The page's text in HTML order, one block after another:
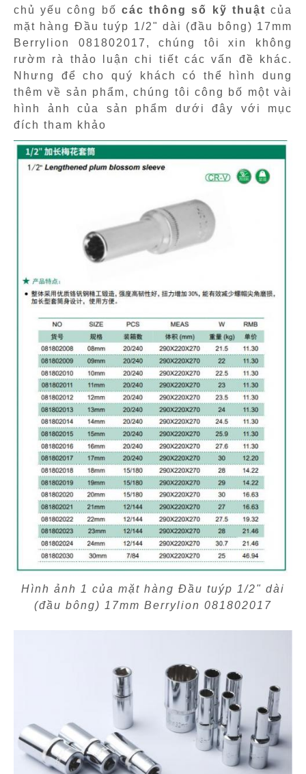
chủ yếu công bố các thông số kỹ thuật của
mặt hàng Đầu tuýp 1/2" dài (đầu bông) 17mm
Berrylion 081802017, chúng tôi xin không
rườm rà thảo luận chi tiết các vấn đề khác.
Nhưng để cho quý khách có thể hình dung
thêm về sản phẩm, chúng tôi công bố một vài
hình ảnh của sản phẩm dưới đây với mục
đích tham khảo
Hình ảnh 1 của mặt hàng Đầu tuýp 1/2" dài
(đầu bông) 17mm Berrylion 081802017